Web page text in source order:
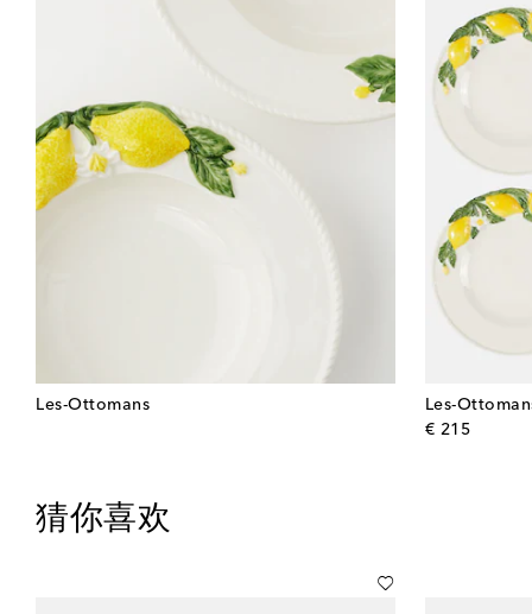
Les-Ottomans
Les-
€ 215
猜你喜欢